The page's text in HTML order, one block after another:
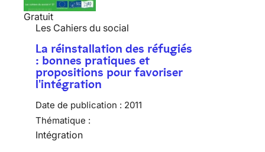
Gratuit
Les Cahiers du social
La réinstallation des réfugiés
: bonnes pratiques et
propositions pour favoriser
l'intégration
Date de publication : 2011
Thématique :
Intégration